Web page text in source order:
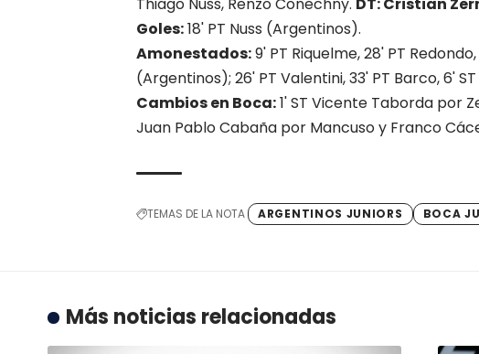
Thiago Nuss, Renzo Conechny. DT: Cristian
Goles:18' PT Nuss (Argentinos).
Amonestados:9' PT Riquelme, 28' PT
(Argentinos); 26' PT Valentini, 33' PT Barco, 6'
Cambios en Boca:1' ST Vicente Taborda por
Juan Pablo Cabaña por Mancuso y Franco
TEMAS DE LA NOTA ARGENTINOS JUNIORS BOCA
Más noticias relacionadas